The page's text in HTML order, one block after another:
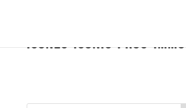
Icones-iconic-prog-immo